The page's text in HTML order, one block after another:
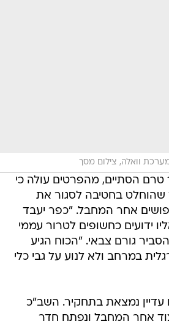
וואלה, צילום מסך
הסתיים, מהפרטים עולה כי
בחטיבה לסגור את
אחר המחבל. "כפר יעבד
ידועים כחשופים לטרור עממי
הסביר גורם צבאי. "הכוח הגיע
במרחב ולא לנוע על גבי כלי
עדיין נמצאת בתחקיר. השב"כ
אחר המחבל ונפתח חדר